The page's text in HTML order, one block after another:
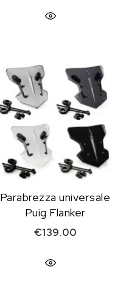
Parabrezza universale
Puig Flanker
€139.00